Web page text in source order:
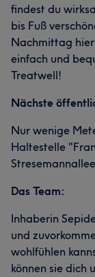
findest du
bis Fuß
Nachmittag
einfach und
Treatwell!
Nächste
Nur wenige
Haltestelle
Das Team:
Inhaberin
und
wohlfühlen
können sie dich